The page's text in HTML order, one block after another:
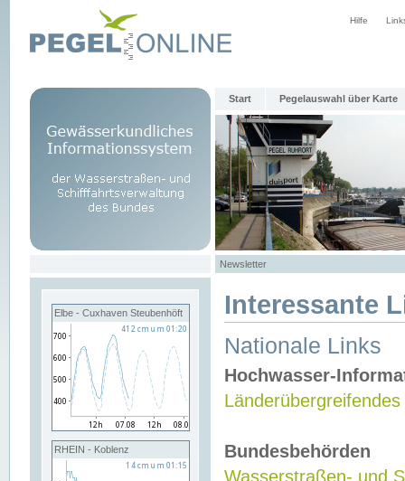
Hilfe
Start Pegelauswahl über Karte
Newsletter
Elbe - Cuxhaven Steubenhöft
RHEIN - Koblenz
Interessante
Nationale Links
Hochwasser-
Bundesbehörden
Wasserstraßen- und